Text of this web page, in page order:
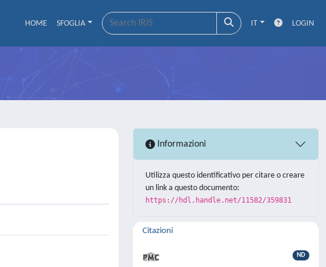
HOME SFOGLIA IT LOGIN
Informazioni
Utilizza questo identificativo per citare o creare
un link a questo documento:
https://hdl.handle.net/11582/359831
Citazioni
ND